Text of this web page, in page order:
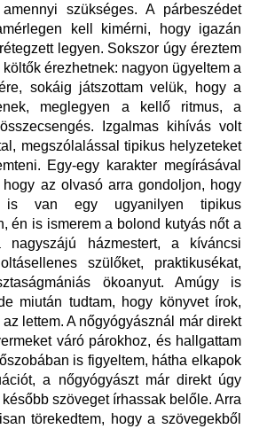
szükséges. A párbeszédet
kell kimérni, hogy igazán
legyen. Sokszor úgy éreztem
érezhetnek: nagyon ügyeltem a
sokáig játszottam velük, hogy a
meglegyen a kellő ritmus, a
Izgalmas kihívás volt
megszólalással tipikus helyzeteket
Egy-egy karakter megírásával
az olvasó arra gondoljon, hogy
is van egy ugyanilyen tipikus
én is ismerem a bolond kutyás nőt a
nagyszájú házmestert, a kíváncsi
szülőket, praktikusékat,
ökoanyut. Amúgy is
miután tudtam, hogy könyvet írok,
lettem. A nőgyógyásznál már direkt
váró párokhoz, és hallgattam
is figyeltem, hátha elkapok
a nőgyógyászt már direkt úgy
szöveget írhassak belőle. Arra
törekedtem, hogy a szövegekből